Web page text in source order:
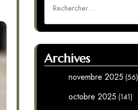
Archives
novembre 2025 (56)
octobre 2025 (141)